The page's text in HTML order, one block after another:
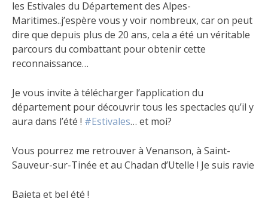
les Estivales du Département des Alpes-
Maritimes..j’espère vous y voir nombreux, car on peut
dire que depuis plus de 20 ans, cela a été un véritable
parcours du combattant pour obtenir cette
reconnaissance…
Je vous invite à télécharger l’application du
département pour découvrir tous les spectacles qu’il y
aura dans l’été ! #Estivales… et moi?
Vous pourrez me retrouver à Venanson, à Saint-
Sauveur-sur-Tinée et au Chadan d’Utelle ! Je suis ravie
Baieta et bel été !